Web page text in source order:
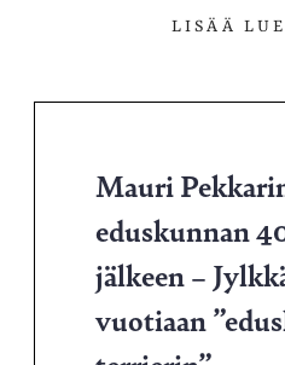
LISÄÄ
Mauri
eduskunnan
jälkeen –
vuotiaan